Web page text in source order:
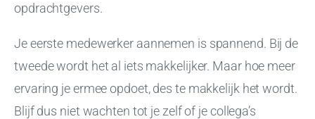
opdrachtgevers.
Je eerste medewerker aannemen is spannend. Bij de
tweede wordt het al iets makkelijker. Maar hoe meer
ervaring je ermee opdoet, des te makkelijk het wordt.
Blijf dus niet wachten tot je zelf of je collega’s